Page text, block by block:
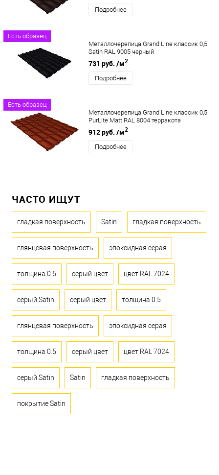
Подробнее
Есть образец
Металлочерепица Grand Line классик 0,5
Satin RAL 9005 черный
731 руб. /м2
Подробнее
Есть образец
Металлочерепица Grand Line классик 0,5
PurLite Matt RAL 8004 терракота
912 руб. /м2
Подробнее
ЧАСТО ИЩУТ
гладкая поверхность Satin гладкая поверхность
глянцевая поверхность эпоксидная серая
толщина 0.5 серый цвет цвет RAL 7024
серый Satin серый цвет толщина 0.5
глянцевая поверхность эпоксидная серая
толщина 0.5 серый цвет цвет RAL 7024
серый Satin Satin гладкая поверхность
покрытие Satin